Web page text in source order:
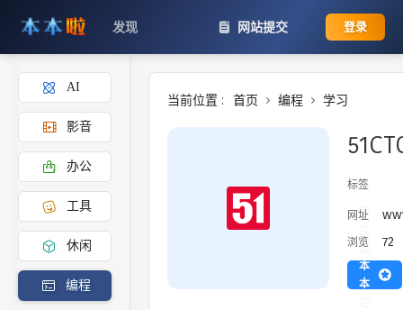
发现 网站提交 登录
AI
影音
办公
工具
休闲
编程
当前位置 : 首页 编程 学习
标签
网址
浏览 72
添
到
本
本